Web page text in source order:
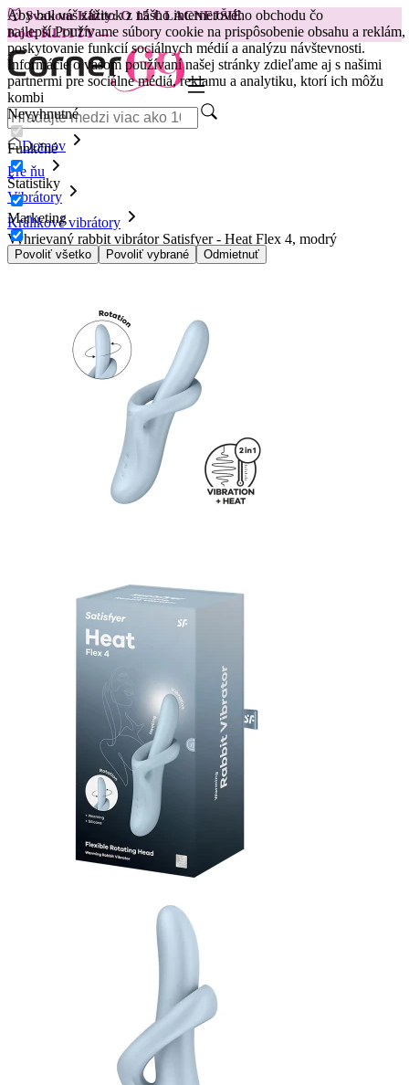
Aby bol váš zážitok z nášho internetového obchodu čo
najlepší.Používame súbory cookie na prispôsobenie obsahu a reklám,
poskytovanie funkcií sociálnych médií a analýzu návštevnosti.
Informácie o vašom používaní našej stránky zdieľame aj s našimi
partnermi pre sociálne médiá, reklamu a analytiku, ktorí ich môžu
kombi
Nevyhnutné
Funkčné
Štatistiky
Marketing
Povoliť všetko Povoliť vybrané Odmietnuť
😽Svakom Klitty: O 15 € LACNEJŠIE
Kód: KLITTY →
Domov
Pre ňu
Vibrátory
Králikové vibrátory
Vyhrievaný rabbit vibrátor Satisfyer - Heat Flex 4, modrý